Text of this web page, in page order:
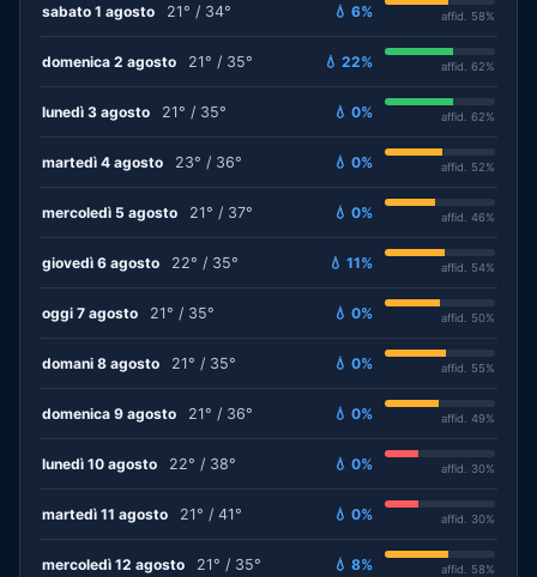
sabato 1 agosto 21° / 34° 💧 6% affid. 58%
domenica 2 agosto 21° / 35° 💧 22% affid. 62%
lunedì 3 agosto 21° / 35° 💧 0% affid. 62%
martedì 4 agosto 23° / 36° 💧 0% affid. 52%
mercoledì 5 agosto 21° / 37° 💧 0% affid. 46%
giovedì 6 agosto 22° / 35° 💧 11% affid. 54%
oggi 7 agosto 21° / 35° 💧 0% affid. 50%
domani 8 agosto 21° / 35° 💧 0% affid. 55%
domenica 9 agosto 21° / 36° 💧 0% affid. 49%
lunedì 10 agosto 22° / 38° 💧 0% affid. 30%
martedì 11 agosto 21° / 41° 💧 0% affid. 30%
mercoledì 12 agosto 21° / 35° 💧 8% affid. 58%